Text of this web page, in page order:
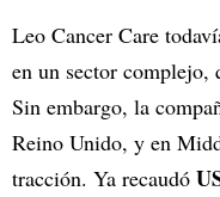
Leo Cancer Care
en un sector complejo,
Sin embargo, la
Reino Unido, y en
tracción. Ya recaudó